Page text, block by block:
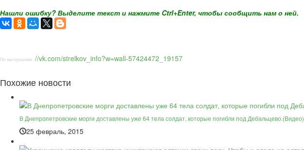
Нашли ошибку? Выделите текст и нажмите Ctrl+Enter, чтобы сообщить нам о ней.
По материалам: //vk.com/strelkov_info?w=wall-57424472_19157
Похожие новости
В Днепропетровские морги доставлены уже 64 тела солдат, которые погибли под Дебальцево.(Видео)
25 февраль, 2015